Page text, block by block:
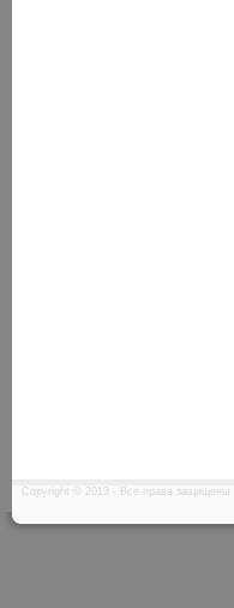
Copyright © 2013 - Все права защищены